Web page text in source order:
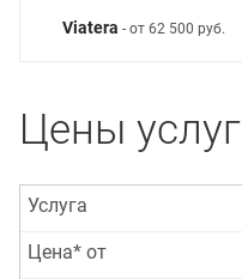
Viatera - от 62 500 руб.
Цены услуг
Услуга
Цена* от